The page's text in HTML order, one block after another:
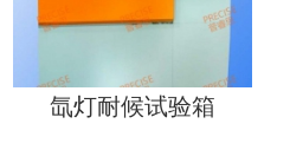
氙灯耐候试验箱